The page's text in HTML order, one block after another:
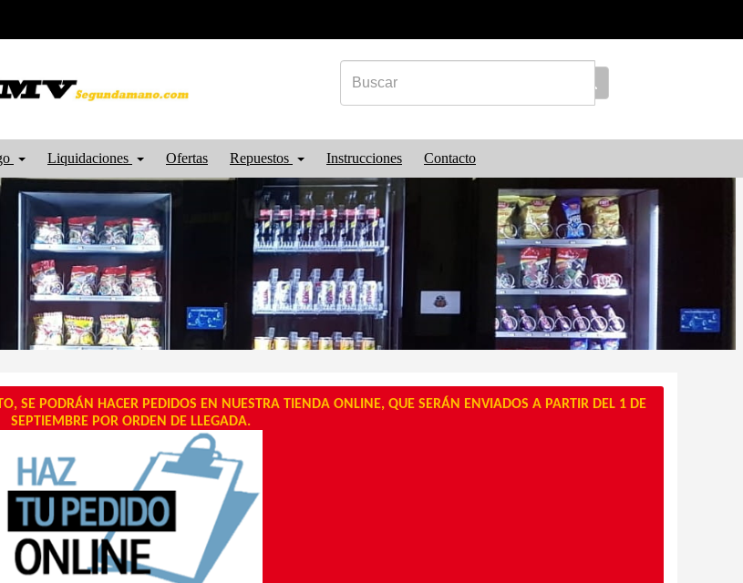
Liquidaciones Ofertas Repuestos Instrucciones Contacto
SE PODRÁN HACER PEDIDOS EN NUESTRA TIENDA ONLINE, QUE SERÁN ENVIADOS A PARTIR DEL 1 DE
SEPTIEMBRE POR ORDEN DE LLEGADA.